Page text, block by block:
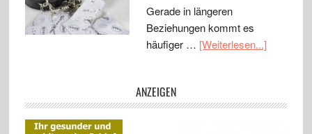
Gerade in längeren
Beziehungen kommt es
häufiger … [Weiterlesen...]
ANZEIGEN